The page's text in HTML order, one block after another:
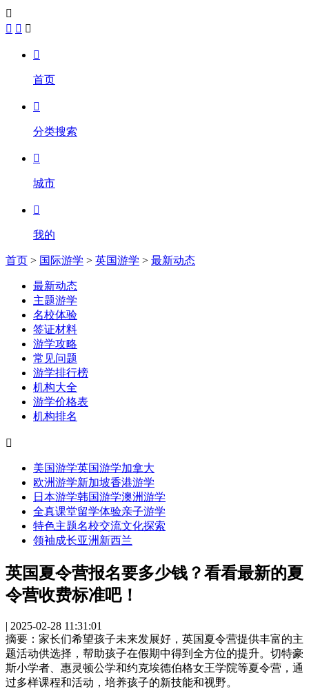

  

首页

分类搜索

城市

我的
首页 > 国际游学 > 英国游学 > 最新动态
最新动态
主题游学
名校体验
签证材料
游学攻略
常见问题
游学排行榜
机构大全
游学价格表
机构排名

美国游学英国游学加拿大
欧洲游学新加坡香港游学
日本游学韩国游学澳洲游学
全真课堂留学体验亲子游学
特色主题名校交流文化探索
领袖成长亚洲 新西兰
英国夏令营报名要多少钱？看看最新的夏
令营收费标准吧！
| 2025-02-28 11:31:01
摘要： 家长们希望孩子未来发展好，英国夏令营提供丰富的主
题活动供选择，帮助孩子在假期中得到全方位的提升。切特豪
斯小学者、惠灵顿公学和约克埃德伯格女王学院等夏令营，通
过多样课程和活动，培养孩子的新技能和视野。